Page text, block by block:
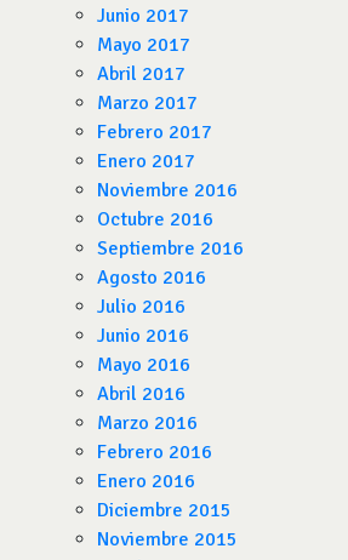
Junio 2017
Mayo 2017
Abril 2017
Marzo 2017
Febrero 2017
Enero 2017
Noviembre 2016
Octubre 2016
Septiembre 2016
Agosto 2016
Julio 2016
Junio 2016
Mayo 2016
Abril 2016
Marzo 2016
Febrero 2016
Enero 2016
Diciembre 2015
Noviembre 2015